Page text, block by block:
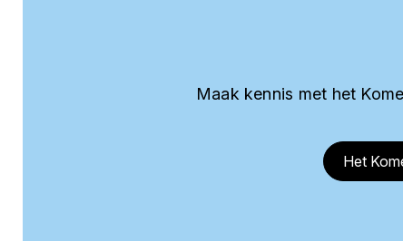
Maak kennis met het
Het